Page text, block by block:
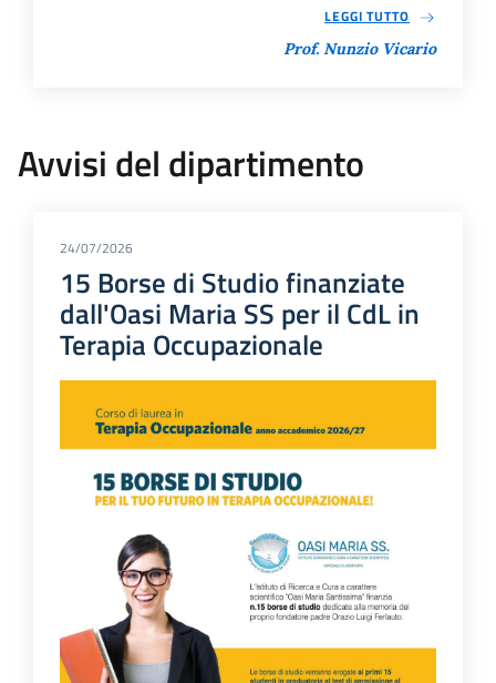
LEGGI TUTTO
Prof. Nunzio Vicario
Avvisi del dipartimento
24/07/2026
15 Borse di Studio finanziate
dall'Oasi Maria SS per il CdL in
Terapia Occupazionale